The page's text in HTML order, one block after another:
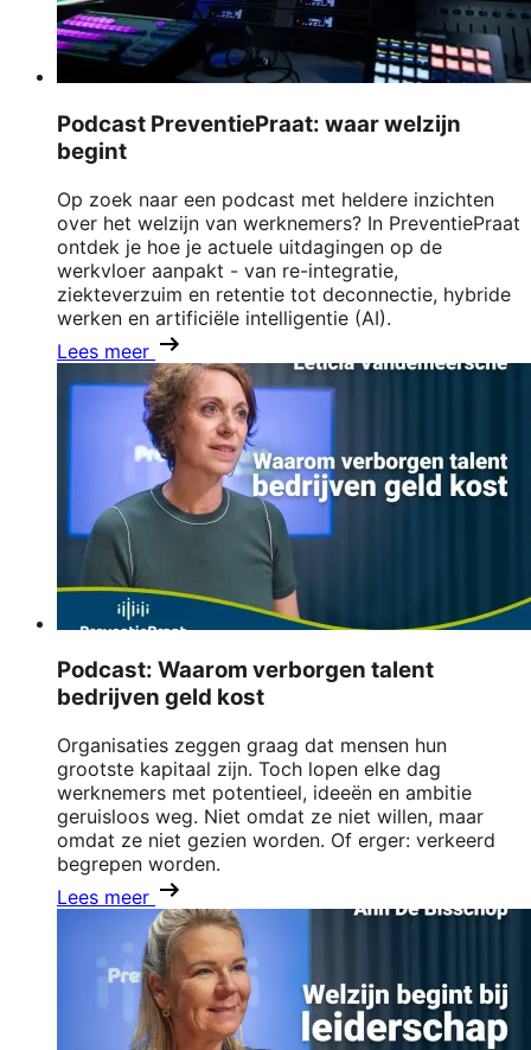
Podcast PreventiePraat: waar welzijn
begint
Op zoek naar een podcast met heldere inzichten
over het welzijn van werknemers? In PreventiePraat
ontdek je hoe je actuele uitdagingen op de
werkvloer aanpakt - van re-integratie,
ziekteverzuim en retentie tot deconnectie, hybride
werken en artificiële intelligentie (AI).
Lees meer
Podcast: Waarom verborgen talent
bedrijven geld kost
Organisaties zeggen graag dat mensen hun
grootste kapitaal zijn. Toch lopen elke dag
werknemers met potentieel, ideeën en ambitie
geruisloos weg. Niet omdat ze niet willen, maar
omdat ze niet gezien worden. Of erger: verkeerd
begrepen worden.
Lees meer